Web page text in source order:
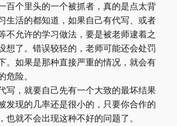
百个里头的一个被抓者，真的是点太背
生活的都知道，如果自己有代写、或者
不允许的学习做法，要是被老师逮着之
想了。错误较轻的，老师可能还会处罚
。如果是那种直接严重的情况，就会有
危险。
写，就要自己先有一个大致的最坏结果
发现的几率还是很小的，只要你合作的
也就不会出现这种不好的问题了。